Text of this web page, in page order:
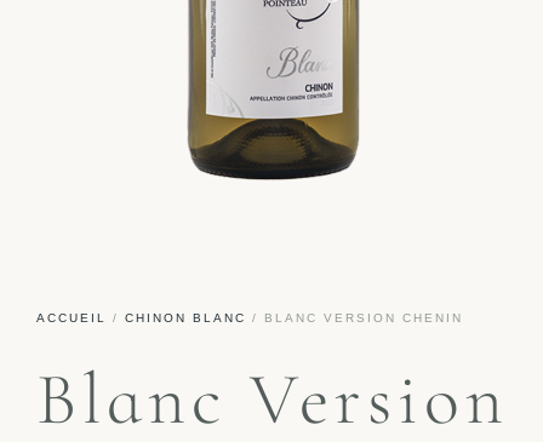
ACCUEIL / CHINON BLANC / BLANC VERSION CHENIN
Blanc Version